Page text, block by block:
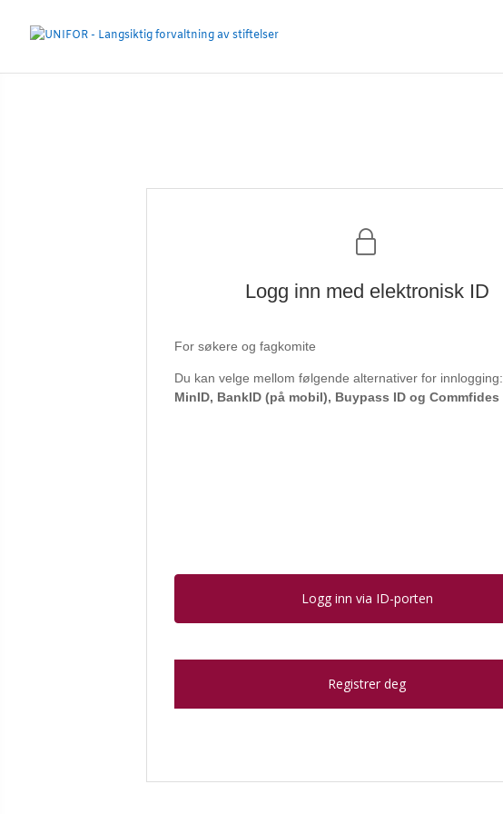
Logg inn med elektronisk ID
For søkere og fagkomite
Du kan velge mellom følgende alternativer for innlogging:
MinID, BankID (på mobil), Buypass ID og Commfides
Logg inn via ID-porten
Registrer deg